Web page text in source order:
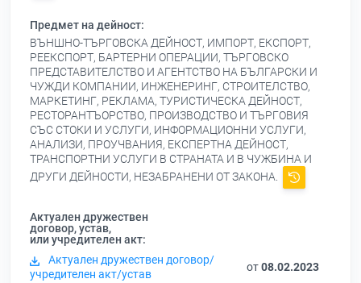
Предмет на дейност:
ВЪНШНО-ТЪРГОВСКА ДЕЙНОСТ, ИМПОРТ, ЕКСПОРТ,
РЕЕКСПОРТ, БАРТЕРНИ ОПЕРАЦИИ, ТЪРГОВСКО
ПРЕДСТАВИТЕЛСТВО И АГЕНТСТВО НА БЪЛГАРСКИ И
ЧУЖДИ КОМПАНИИ, ИНЖЕНЕРИНГ, СТРОИТЕЛСТВО,
МАРКЕТИНГ, РЕКЛАМА, ТУРИСТИЧЕСКА ДЕЙНОСТ,
РЕСТОРАНТЪОРСТВО, ПРОИЗВОДСТВО И ТЪРГОВИЯ
СЪС СТОКИ И УСЛУГИ, ИНФОРМАЦИОННИ УСЛУГИ,
АНАЛИЗИ, ПРОУЧВАНИЯ, ЕКСПЕРТНА ДЕЙНОСТ,
ТРАНСПОРТНИ УСЛУГИ В СТРАНАТА И В ЧУЖБИНА И
ДРУГИ ДЕЙНОСТИ, НЕЗАБРАНЕНИ ОТ ЗАКОНА.
Актуален дружествен
договор, устав,
или учредителен акт:
Актуален дружествен договор/
учредителен акт/устав
от08.02.2023